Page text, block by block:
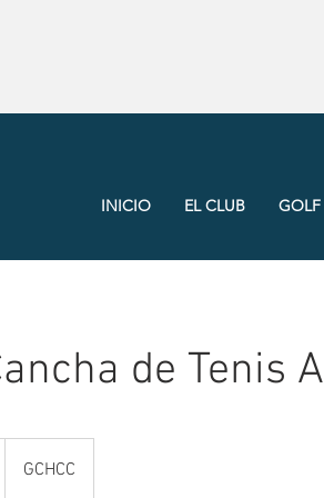
INICIO EL CLUB GOLF
de Tenis A
GCHCC